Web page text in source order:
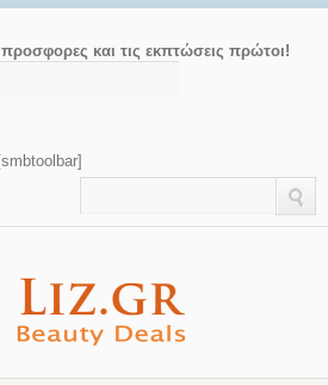
προσφορες και τις εκπτώσεις πρώτοι!
[smbtoolbar]